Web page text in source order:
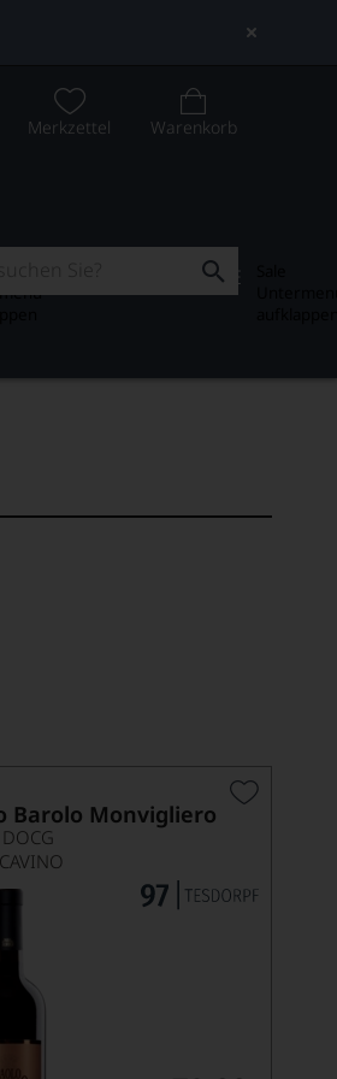
Merkzettel Warenkorb
SALE
Barolo Monvigliero